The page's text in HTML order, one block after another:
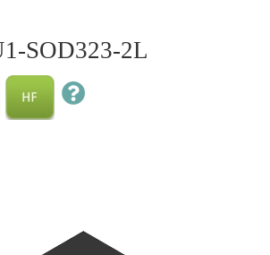
SOD323-2L